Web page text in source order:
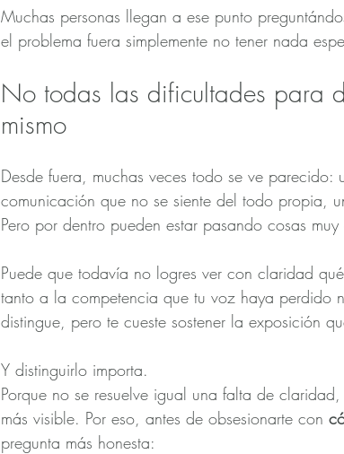
Muchas personas llegan a ese punto
el problema fuera simplemente no tener nada
No todas las dificultades para
mismo
Desde fuera, muchas veces todo se ve
comunicación que no se siente del todo propia,
Pero por dentro pueden estar pasando cosas muy
Puede que todavía no logres ver con claridad
tanto a la competencia que tu voz haya perdido
distingue, pero te cueste sostener la exposición
Y distinguirlo importa.
Porque no se resuelve igual una falta de
más visible. Por eso, antes de obsesionarte con
pregunta más honesta: